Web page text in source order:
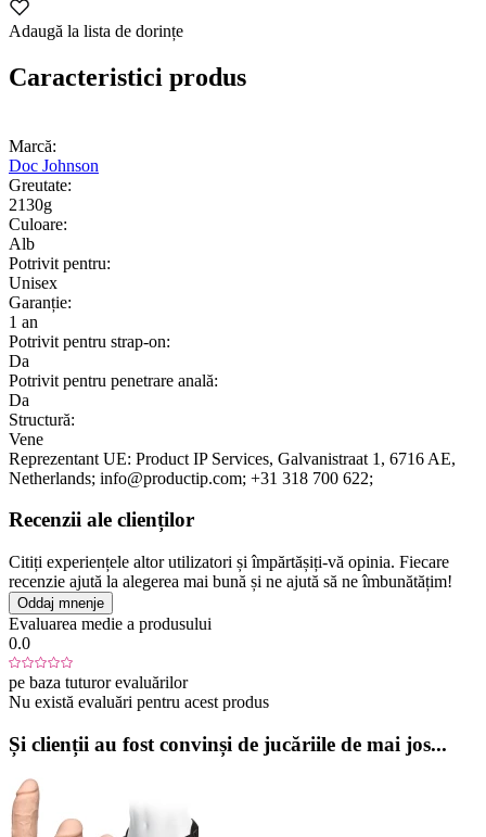
Adaugă la lista de dorințe
Caracteristici produs
Marcă:
Doc Johnson
Greutate:
2130g
Culoare:
Alb
Potrivit pentru:
Unisex
Garanție:
1 an
Potrivit pentru strap-on:
Da
Potrivit pentru penetrare anală:
Da
Structură:
Vene
Reprezentant UE: Product IP Services, Galvanistraat 1 , 6716 AE,
Netherlands; info@productip.com; +31 318 700 622;
Recenzii ale clienților
Citiți experiențele altor utilizatori și împărtășiți-vă opinia. Fiecare
recenzie ajută la alegerea mai bună și ne ajută să ne îmbunătățim!
Oddaj mnenje
Evaluarea medie a produsului
0.0
pe baza tuturor evaluărilor
Nu există evaluări pentru acest produs
Și clienții au fost convinși de jucăriile de mai jos...